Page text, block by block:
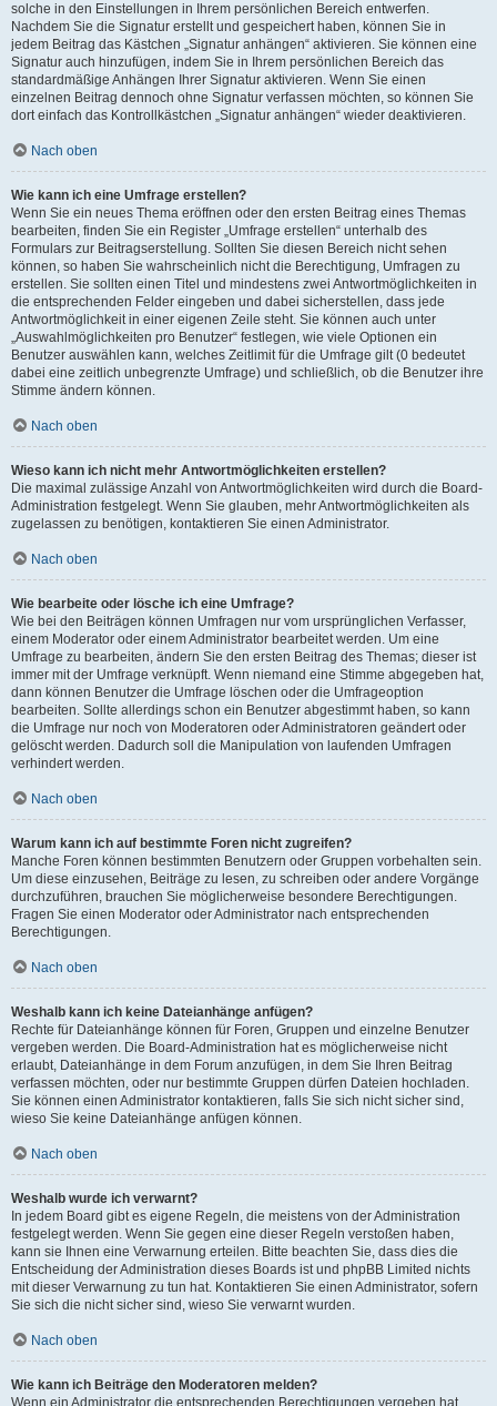
solche in den Einstellungen in Ihrem persönlichen Bereich entwerfen.
Nachdem Sie die Signatur erstellt und gespeichert haben, können Sie in
jedem Beitrag das Kästchen „Signatur anhängen“ aktivieren. Sie können eine
Signatur auch hinzufügen, indem Sie in Ihrem persönlichen Bereich das
standardmäßige Anhängen Ihrer Signatur aktivieren. Wenn Sie einen
einzelnen Beitrag dennoch ohne Signatur verfassen möchten, so können Sie
dort einfach das Kontrollkästchen „Signatur anhängen“ wieder deaktivieren.
Nach oben
Wie kann ich eine Umfrage erstellen?
Wenn Sie ein neues Thema eröffnen oder den ersten Beitrag eines Themas
bearbeiten, finden Sie ein Register „Umfrage erstellen“ unterhalb des
Formulars zur Beitragserstellung. Sollten Sie diesen Bereich nicht sehen
können, so haben Sie wahrscheinlich nicht die Berechtigung, Umfragen zu
erstellen. Sie sollten einen Titel und mindestens zwei Antwortmöglichkeiten in
die entsprechenden Felder eingeben und dabei sicherstellen, dass jede
Antwortmöglichkeit in einer eigenen Zeile steht. Sie können auch unter
„Auswahlmöglichkeiten pro Benutzer“ festlegen, wie viele Optionen ein
Benutzer auswählen kann, welches Zeitlimit für die Umfrage gilt (0 bedeutet
dabei eine zeitlich unbegrenzte Umfrage) und schließlich, ob die Benutzer ihre
Stimme ändern können.
Nach oben
Wieso kann ich nicht mehr Antwortmöglichkeiten erstellen?
Die maximal zulässige Anzahl von Antwortmöglichkeiten wird durch die Board-
Administration festgelegt. Wenn Sie glauben, mehr Antwortmöglichkeiten als
zugelassen zu benötigen, kontaktieren Sie einen Administrator.
Nach oben
Wie bearbeite oder lösche ich eine Umfrage?
Wie bei den Beiträgen können Umfragen nur vom ursprünglichen Verfasser,
einem Moderator oder einem Administrator bearbeitet werden. Um eine
Umfrage zu bearbeiten, ändern Sie den ersten Beitrag des Themas; dieser ist
immer mit der Umfrage verknüpft. Wenn niemand eine Stimme abgegeben hat,
dann können Benutzer die Umfrage löschen oder die Umfrageoption
bearbeiten. Sollte allerdings schon ein Benutzer abgestimmt haben, so kann
die Umfrage nur noch von Moderatoren oder Administratoren geändert oder
gelöscht werden. Dadurch soll die Manipulation von laufenden Umfragen
verhindert werden.
Nach oben
Warum kann ich auf bestimmte Foren nicht zugreifen?
Manche Foren können bestimmten Benutzern oder Gruppen vorbehalten sein.
Um diese einzusehen, Beiträge zu lesen, zu schreiben oder andere Vorgänge
durchzuführen, brauchen Sie möglicherweise besondere Berechtigungen.
Fragen Sie einen Moderator oder Administrator nach entsprechenden
Berechtigungen.
Nach oben
Weshalb kann ich keine Dateianhänge anfügen?
Rechte für Dateianhänge können für Foren, Gruppen und einzelne Benutzer
vergeben werden. Die Board-Administration hat es möglicherweise nicht
erlaubt, Dateianhänge in dem Forum anzufügen, in dem Sie Ihren Beitrag
verfassen möchten, oder nur bestimmte Gruppen dürfen Dateien hochladen.
Sie können einen Administrator kontaktieren, falls Sie sich nicht sicher sind,
wieso Sie keine Dateianhänge anfügen können.
Nach oben
Weshalb wurde ich verwarnt?
In jedem Board gibt es eigene Regeln, die meistens von der Administration
festgelegt werden. Wenn Sie gegen eine dieser Regeln verstoßen haben,
kann sie Ihnen eine Verwarnung erteilen. Bitte beachten Sie, dass dies die
Entscheidung der Administration dieses Boards ist und phpBB Limited nichts
mit dieser Verwarnung zu tun hat. Kontaktieren Sie einen Administrator, sofern
Sie sich die nicht sicher sind, wieso Sie verwarnt wurden.
Nach oben
Wie kann ich Beiträge den Moderatoren melden?
Wenn ein Administrator die entsprechenden Berechtigungen vergeben hat,